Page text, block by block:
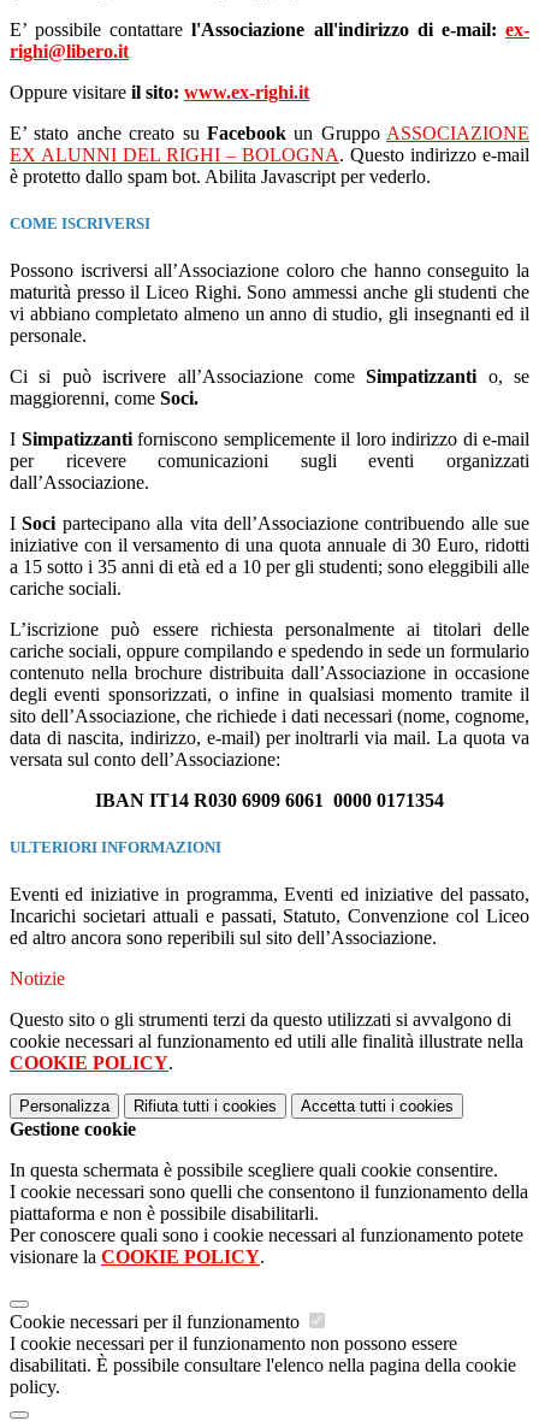
E’ possibile contattare l'Associazione all'indirizzo di e-mail:ex-
righi@libero.it
Oppure visitare il sito: www.ex-righi.it
E’ stato anche creato su Facebookun Gruppo ASSOCIAZIONE
EX ALUNNI DEL RIGHI – BOLOGNA. Questo indirizzo e-mail
è protetto dallo spam bot. Abilita Javascript per vederlo.
COME ISCRIVERSI
Possono iscriversi all’Associazione coloro che hanno conseguito la
maturità presso il Liceo Righi. Sono ammessi anche gli studenti che
vi abbiano completato almeno un anno di studio, gli insegnanti ed il
personale.
Ci si può iscrivere all’Associazione comeSimpatizzanti o, se
maggiorenni, come Soci.
I Simpatizzanti forniscono semplicemente il loro indirizzo di e-mail
per ricevere comunicazioni sugli eventi organizzati
dall’Associazione.
ISoci partecipano alla vita dell’Associazione contribuendo alle sue
iniziative con il versamento di una quota annuale di 30 Euro, ridotti
a 15 sotto i 35 anni di età ed a 10 per gli studenti; sono eleggibili alle
cariche sociali.
L’iscrizione può essere richiesta personalmente ai titolari delle
cariche sociali, oppure compilando e spedendo in sede un formulario
contenuto nella brochure distribuita dall’Associazione in occasione
degli eventi sponsorizzati, o infine in qualsiasi momento tramite il
sito dell’Associazione, che richiede i dati necessari (nome, cognome,
data di nascita, indirizzo, e-mail) per inoltrarli via mail. La quota va
versata sul conto dell’Associazione:
IBAN IT14 R030 6909 6061 0000 0171354
ULTERIORI INFORMAZIONI
Eventi ed iniziative in programma, Eventi ed iniziative del passato,
Incarichi societari attuali e passati, Statuto, Convenzione col Liceo
ed altro ancora sono reperibili sul sito dell’Associazione.
Notizie
Questo sito o gli strumenti terzi da questo utilizzati si avvalgono di
cookie necessari al funzionamento ed utili alle finalità illustrate nella
COOKIE POLICY.
Personalizza Rifiuta tutti i cookies Accetta tutti i cookies
Gestione cookie
In questa schermata è possibile scegliere quali cookie consentire.
I cookie necessari sono quelli che consentono il funzionamento della
piattaforma e non è possibile disabilitarli.
Per conoscere quali sono i cookie necessari al funzionamento potete
visionare la COOKIE POLICY.
Cookie necessari per il funzionamento
I cookie necessari per il funzionamento non possono essere
disabilitati. È possibile consultare l'elenco nella pagina della cookie
policy.